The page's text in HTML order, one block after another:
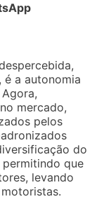
a autonomia
mercado,
pelos
do
que
levando